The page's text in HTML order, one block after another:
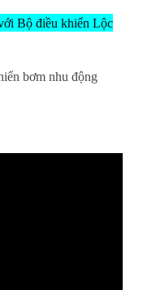
Bộ điều khiển Lộc
bơm nhu động